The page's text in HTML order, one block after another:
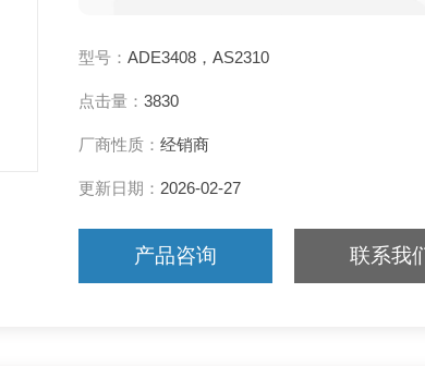
型号： ADE3408，AS2310
点击量： 3830
厂商性质： 经销商
更新日期： 2026-02-27
产品咨询 联系我